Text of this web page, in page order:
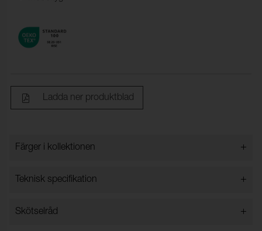
Ladda ner produktblad
Färger i kollektionen +
Färger i kollektionen
Teknisk specifikation +
Bredd:
Skötselråd +